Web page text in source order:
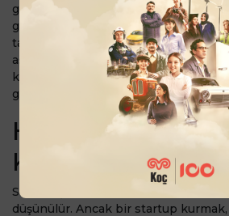
geliştirmenin yolu, gelişen
geçer. Ancak teknoloji hızla geliştiği
takip etmek oldukça önemli.
aşamasında faydalanabileceğiniz
keşfedebilir ve gerekli durumlarda
gidebilirsiniz.
Hangi Alanlarda
Kurulur?
Startup şirketleri, genellikle teknoloji
düşünülür. Ancak bir startup